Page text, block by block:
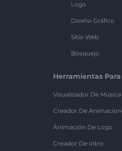
Logo
Diseño Gráfico
Sitio Web
Bosquejo
Herramientas
Visualizador De
Creador De
Animación De Logo
Creador De Intro